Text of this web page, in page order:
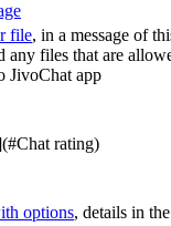
file, in a message of
any files that are
JivoChat app
rating)
options, details in